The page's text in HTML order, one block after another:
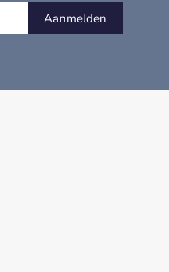
Aanmelden